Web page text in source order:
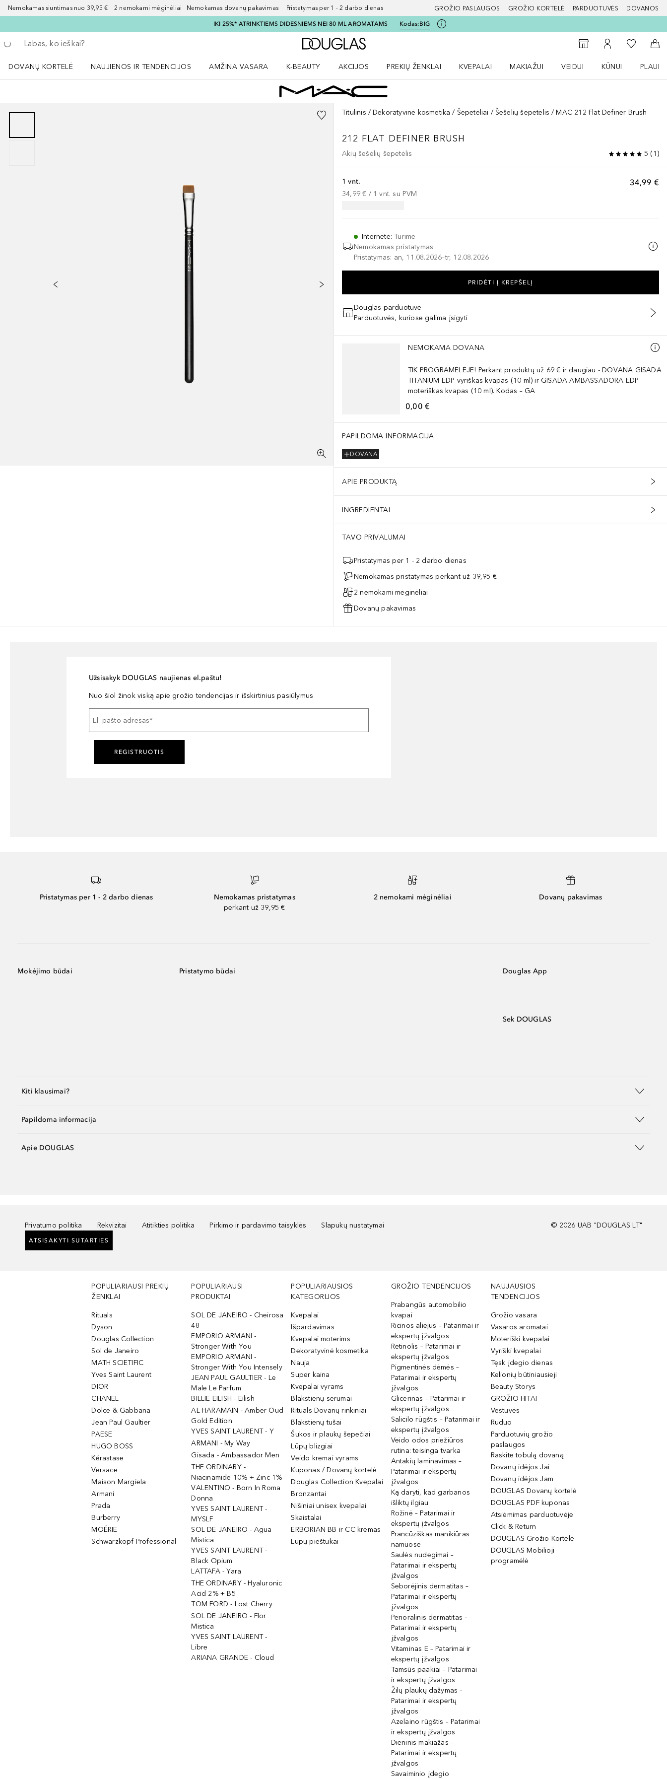
Nemokamas siuntimas nuo 39,95 € 2 nemokami mėginėliai Nemokamas dovanų pakavimas Pristatymas per 1 - 2 darbo dienas GROŽIO PASLAUGOS GROŽIO KORTELĖ PARDUOTUVĖS DOVANOS
IKI 25%* ATRINKTIEMS DIDESNIEMS NEI 80 ML AROMATAMS Kodas:BIG
Grįžk atgal
Vykdykite paiešką
Į Douglas pagrindinį puslapį
Į parduotuvių paiešką
Į mano paskyrą
Į mano
Į
DOVANŲ KORTELĖ
NAUJIENOS IR TENDENCIJOS
AMŽINA VASARA
K-BEAUTY
AKCIJOS
PREKIŲ ŽENKLAI
KVEPALAI
MAKIAŽUI
VEIDUI
KŪNUI
Titulinis Dekoratyvinė kosmetika Šepetėliai Šešėlių šepetėlis MAC 212 Flat Definer Brush
212 FLAT DEFINER BRUSH
Akių šešėlių šepetėlis 5 ( 1 )
34,99 €
1 vnt.
34,99 € / 1 vnt. su PVM
Internete:Turime
Nemokamas pristatymas
Pristatymas: an, 11.08.2026–tr, 12.08.2026
PRIDĖTI Į KREPŠELĮ
Douglas parduotuvė
Parduotuvės, kuriose galima įsigyti
Praleisti slankiklį
NEMOKAMA DOVANA
TIK PROGRAMĖLĖJE! Perkant produktų už 69 € ir daugiau - DOVANA GISADA
TITANIUM EDP vyriškas kvapas (10 ml) ir GISADA AMBASSADORA EDP
moteriškas kvapas (10 ml). Kodas – GA
0,00 €
PAPILDOMA INFORMACIJA
DOVANA
APIE PRODUKTĄ
INGREDIENTAI
TAVO PRIVALUMAI
Pristatymas per 1 - 2 darbo dienas
Nemokamas pristatymas perkant už 39,95 €
2 nemokami mėginėliai
Dovanų pakavimas
Užsisakyk DOUGLAS naujienas el.paštu!
Nuo šiol žinok viską apie grožio tendencijas ir išskirtinius pasiūlymus
El. pašto adresas*
REGISTRUOTIS
Pristatymas per 1 - 2 darbo dienas
Nemokamas pristatymas
perkant už 39,95 €
2 nemokami mėginėliai Dovanų pakavimas
Mokėjimo būdai Pristatymo būdai Douglas App
Sek DOUGLAS
Kiti klausimai?
Papildoma informacija
Apie DOUGLAS
Privatumo politika Rekvizitai Atitikties politika Pirkimo ir pardavimo taisyklės Slapukų nustatymai
ATSISAKYTI SUTARTIES
© 2026 UAB "DOUGLAS LT"
POPULIARIAUSI PREKIŲ
ŽENKLAI
Rituals
Dyson
Douglas Collection
Sol de Janeiro
MATH SCIETIFIC
Yves Saint Laurent
DIOR
CHANEL
Dolce & Gabbana
Jean Paul Gaultier
PAESE
HUGO BOSS
Kérastase
Versace
Maison Margiela
Armani
Prada
Burberry
MOÉRIE
Schwarzkopf Professional
POPULIARIAUSI
PRODUKTAI
SOL DE JANEIRO - Cheirosa
48
EMPORIO ARMANI -
Stronger With You
EMPORIO ARMANI -
Stronger With You Intensely
JEAN PAUL GAULTIER - Le
Male Le Parfum
BILLIE EILISH - Eilish
AL HARAMAIN - Amber Oud
Gold Edition
YVES SAINT LAURENT - Y
ARMANI - My Way
Gisada - Ambassador Men
THE ORDINARY -
Niacinamide 10% + Zinc 1%
VALENTINO - Born In Roma
Donna
YVES SAINT LAURENT -
MYSLF
SOL DE JANEIRO - Agua
Mistica
YVES SAINT LAURENT -
Black Opium
LATTAFA - Yara
THE ORDINARY - Hyaluronic
Acid 2% + B5
TOM FORD - Lost Cherry
SOL DE JANEIRO - Flor
Mistica
YVES SAINT LAURENT -
Libre
ARIANA GRANDE - Cloud
POPULIARIAUSIOS
KATEGORIJOS
Kvepalai
Išpardavimas
Kvepalai moterims
Dekoratyvinė kosmetika
Nauja
Super kaina
Kvepalai vyrams
Blakstienų serumai
Rituals Dovanų rinkiniai
Blakstienų tušai
Šukos ir plaukų šepečiai
Lūpų blizgiai
Veido kremai vyrams
Kuponas / Dovanų kortelė
Douglas Collection Kvepalai
Bronzantai
Nišiniai unisex kvepalai
Skaistalai
ERBORIAN BB ir CC kremas
Lūpų pieštukai
GROŽIO TENDENCIJOS
Prabangūs automobilio
kvapai
Ricinos aliejus – Patarimai ir
ekspertų įžvalgos
Retinolis – Patarimai ir
ekspertų įžvalgos
Pigmentinės dėmės –
Patarimai ir ekspertų
įžvalgos
Glicerinas – Patarimai ir
ekspertų įžvalgos
Salicilo rūgštis – Patarimai ir
ekspertų įžvalgos
Veido odos priežiūros
rutina: teisinga tvarka
Antakių laminavimas –
Patarimai ir ekspertų
įžvalgos
Ką daryti, kad garbanos
išliktų ilgiau
Rožinė – Patarimai ir
ekspertų įžvalgos
Prancūziškas manikiūras
namuose
Saulės nudegimai –
Patarimai ir ekspertų
įžvalgos
Seborėjinis dermatitas –
Patarimai ir ekspertų
įžvalgos
Perioralinis dermatitas –
Patarimai ir ekspertų
įžvalgos
Vitaminas E – Patarimai ir
ekspertų įžvalgos
Tamsūs paakiai – Patarimai
ir ekspertų įžvalgos
Žilų plaukų dažymas –
Patarimai ir ekspertų
įžvalgos
Azelaino rūgštis – Patarimai
ir ekspertų įžvalgos
Dieninis makiažas –
Patarimai ir ekspertų
įžvalgos
Savaiminio įdegio
NAUJAUSIOS
TENDENCIJOS
Grožio vasara
Vasaros aromatai
Moteriški kvepalai
Vyriški kvepalai
Tęsk įdegio dienas
Kelionių būtiniausieji
Beauty Storys
GROŽIO HITAI
Vestuvės
Ruduo
Parduotuvių grožio
paslaugos
Raskite tobulą dovaną
Dovanų idėjos Jai
Dovanų idėjos Jam
DOUGLAS Dovanų kortelė
DOUGLAS PDF kuponas
Atsiėmimas parduotuvėje
Click & Return
DOUGLAS Grožio Kortelė
DOUGLAS Mobilioji
programėlė